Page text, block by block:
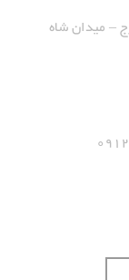
– میدان شاه